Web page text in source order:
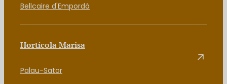
Bellcaire d'Empordà
Hortícola Marisa
Palau-Sator